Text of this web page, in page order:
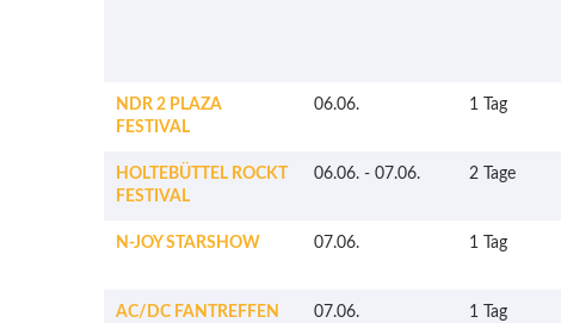
NDR 2 PLAZA
FESTIVAL
06.06. 1 Tag
HOLTEBÜTTEL ROCKT
FESTIVAL
06.06. - 07.06. 2 Tage
N-JOY STARSHOW 07.06. 1 Tag
AC/DC FANTREFFEN
07.06. 1 Tag